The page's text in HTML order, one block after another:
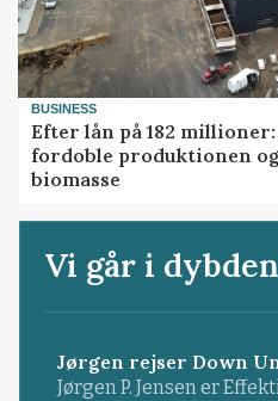
BUSINESS
Efter lån på 182
fordoble produktionen
biomasse
Vi går i
Jørgen rejser Down
Jørgen P. Jensen er